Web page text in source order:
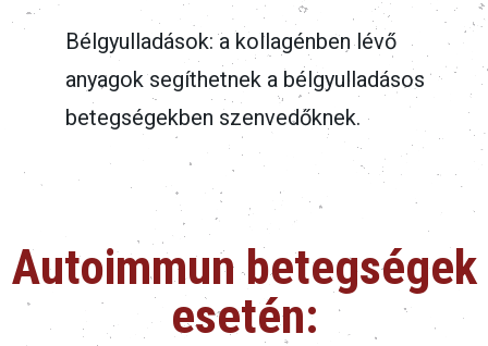
Bélgyulladások: a kollagénben lévő
anyagok segíthetnek a bélgyulladásos
betegségekben szenvedőknek.
Autoimmun betegségek
esetén: